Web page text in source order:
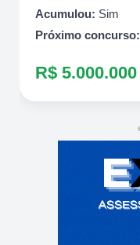
Acumulou: Sim
Próximo concurso:
R$ 5.000.000